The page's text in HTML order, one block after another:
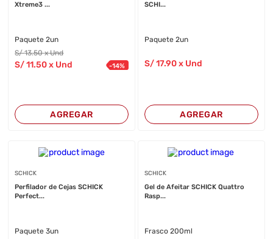
Xtreme3 ...
Paquete 2un
S/13.50 x Und
S/11.50 x Und -14%
AGREGAR
SCHI...
Paquete 2un
S/17.90x Und
AGREGAR
SCHICK
Perfilador de Cejas SCHICK
Perfect...
Paquete 3un
SCHICK
Gel de Afeitar SCHICK Quattro
Rasp...
Frasco 200ml